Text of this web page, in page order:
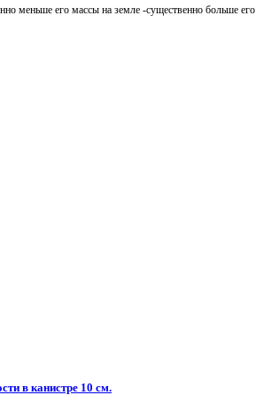
меньше его массы на земле -существенно больше
в канистре 10 см.